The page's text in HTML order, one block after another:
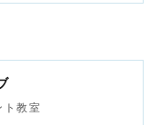
ト教室